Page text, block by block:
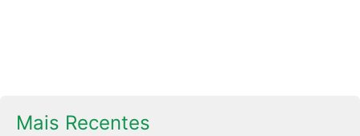
Mais Recentes